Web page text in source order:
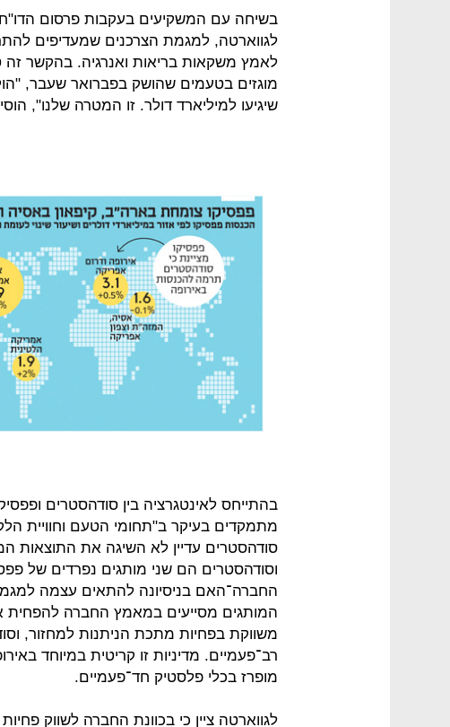
בשיחה עם המשקיעים בעקבות פרסום
לגווארטה, למגמת הצרכנים שמעדיפים
לאמץ משקאות בריאות ואנרגיה. בהקשר זה
מוגזים בטעמים שהושק בפברואר שעבר,
שיגיעו למיליארד דולר. זו המטרה שלנו",
בהתייחס לאינטגרציה בין סודהסטרים
מתמקדים בעיקר ב"תחומי הטעם וחוויית
סודהסטרים עדיין לא השיגה את התוצאות
וסודהסטרים הם שני מותגים נפרדים של
החברה־האם בניסיונה להתאים עצמה
המותגים מסייעים במאמץ החברה להפחית
משווקת בפחיות מתכת הניתנות למחזור,
רב־פעמיים. מדיניות זו קריטית במיוחד
מופרז בכלי פלסטיק חד־פעמיים.
לגווארטה ציין כי בכוונת החברה לשווק